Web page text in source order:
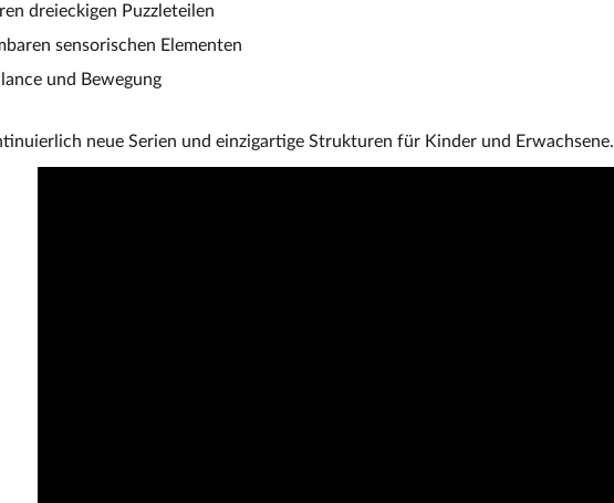
dreieckigen Puzzleteilen
sensorischen Elementen
und Bewegung
neue Serien und einzigartige Strukturen für Kinder und Erwachsene.